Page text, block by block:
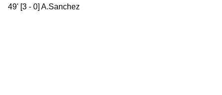
49' [3 - 0] A.Sanchez